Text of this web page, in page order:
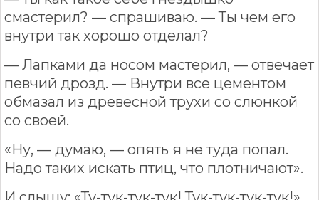
смастерил? — спрашиваю. — Ты чем его
внутри так хорошо отделал?
— Лапками да носом мастерил, — отвечает
певчий дрозд. — Внутри все цементом
обмазал из древесной трухи со слюнкой
со своей.
«Ну, — думаю, — опять я не туда попал.
Надо таких искать птиц, что плотничают».